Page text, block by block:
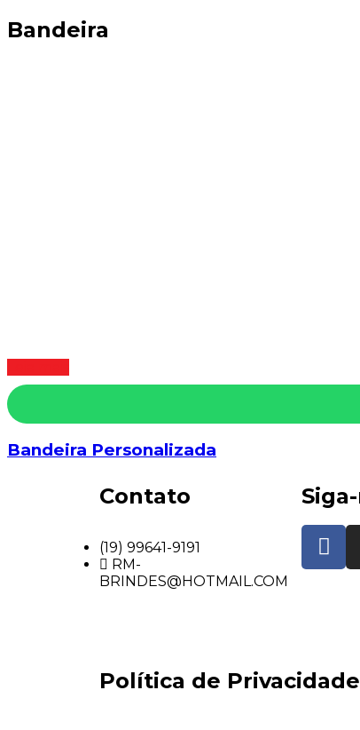
Bandeira
Bandeira Personalizada
Contato
(19) 99641-9191
RM-
BRINDES@HOTMAIL.COM
Política de Privacidade